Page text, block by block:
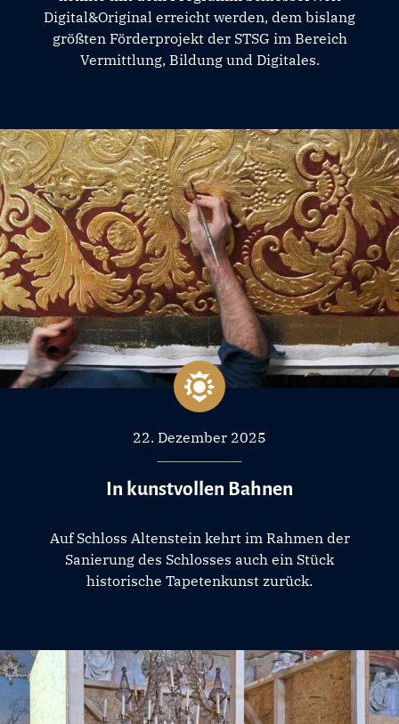
Digital&Original erreicht werden, dem bislang
größten Förderprojekt der STSG im Bereich
Vermittlung, Bildung und Digitales.
22. Dezember 2025
In kunstvollen Bahnen
Auf Schloss Altenstein kehrt im Rahmen der
Sanierung des Schlosses auch ein Stück
historische Tapetenkunst zurück.